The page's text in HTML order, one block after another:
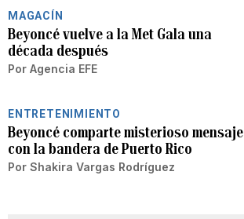
MAGACÍN
Beyoncé vuelve a la Met Gala una
década después
Por Agencia EFE
ENTRETENIMIENTO
Beyoncé comparte misterioso mensaje
con la bandera de Puerto Rico
Por Shakira Vargas Rodríguez